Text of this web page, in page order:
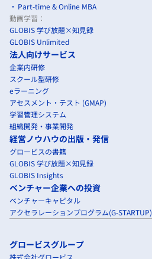
Part-time & Online MBA
動画学習：
GLOBIS 学び放題×知見録
GLOBIS Unlimited
法人向けサービス
企業内研修
スクール型研修
eラーニング
アセスメント・テスト (GMAP)
学習管理システム
組織開発・事業開発
経営ノウハウの出版・発信
グロービスの書籍
GLOBIS 学び放題×知見録
GLOBIS Insights
ベンチャー企業への投資
ベンチャーキャピタル
アクセラレーションプログラム(G-STARTUP)
グロービスグループ